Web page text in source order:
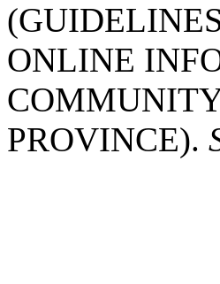
ONLINE
PROVINCE).